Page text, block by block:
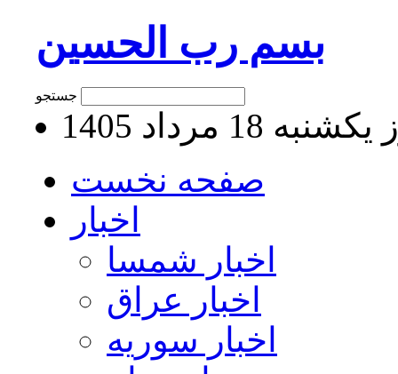
بسم رب الحسین
18 مرداد 1405
صفحه نخست
اخبار
اخبار شمسا
اخبار عراق
اخبار سوریه